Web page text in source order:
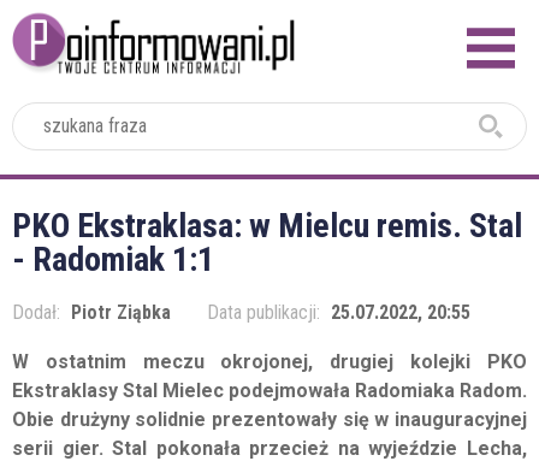
PKO Ekstraklasa: w Mielcu remis. Stal
- Radomiak 1:1
Dodał: Piotr Ziąbka Data publikacji: 25.07.2022, 20:55
W ostatnim meczu okrojonej, drugiej kolejki PKO
Ekstraklasy Stal Mielec podejmowała Radomiaka Radom.
Obie drużyny solidnie prezentowały się w inauguracyjnej
serii gier. Stal pokonała przecież na wyjeździe Lecha,